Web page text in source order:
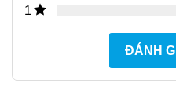
1
ĐÁNH